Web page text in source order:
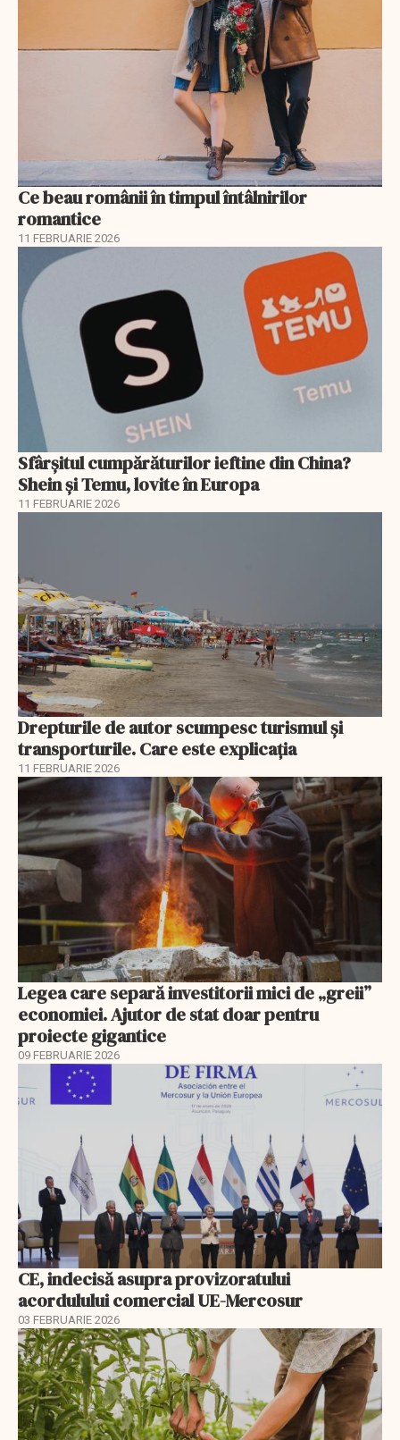
Ce beau românii în timpul întâlnirilor
romantice
11 FEBRUARIE 2026
Sfârșitul cumpărăturilor ieftine din China?
Shein și Temu, lovite în Europa
11 FEBRUARIE 2026
Drepturile de autor scumpesc turismul și
transporturile. Care este explicația
11 FEBRUARIE 2026
Legea care separă investitorii mici de „greii”
economiei. Ajutor de stat doar pentru
proiecte gigantice
09 FEBRUARIE 2026
CE, indecisă asupra provizoratului
acordulului comercial UE-Mercosur
03 FEBRUARIE 2026